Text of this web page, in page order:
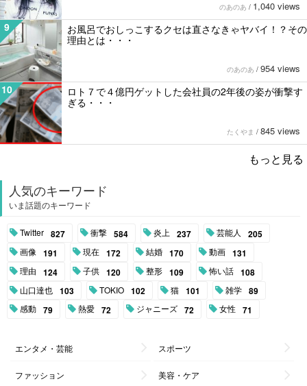
のあのあ / 1,040 views
9
お風呂でおしっこするクセは直さなきゃヤバイ！？その
理由とは・・・
のあのあ / 954 views
10
ロト７で４億円ゲットした会社員の2年後の姿が衝撃す
ぎる・・・
たくやま / 845 views
もっと見る
人気のキーワード
いま話題のキーワード
Twitter 827 衝撃 584 炎上 237 芸能人 205
画像 191 現在 172 結婚 170 動画 131
理由 124 子供 120 整形 109 怖い話 108
山口達也 103 TOKIO 102 猫 101 雑学 89
感動 79 熱愛 72 ジャニーズ 72 女性 71
エンタメ・芸能 スポーツ
ファッション 美容・ケア